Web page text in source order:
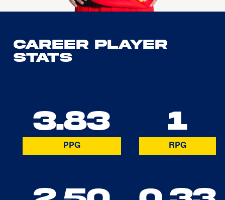
Career Player
Stats
3.83
PPG
1
RPG